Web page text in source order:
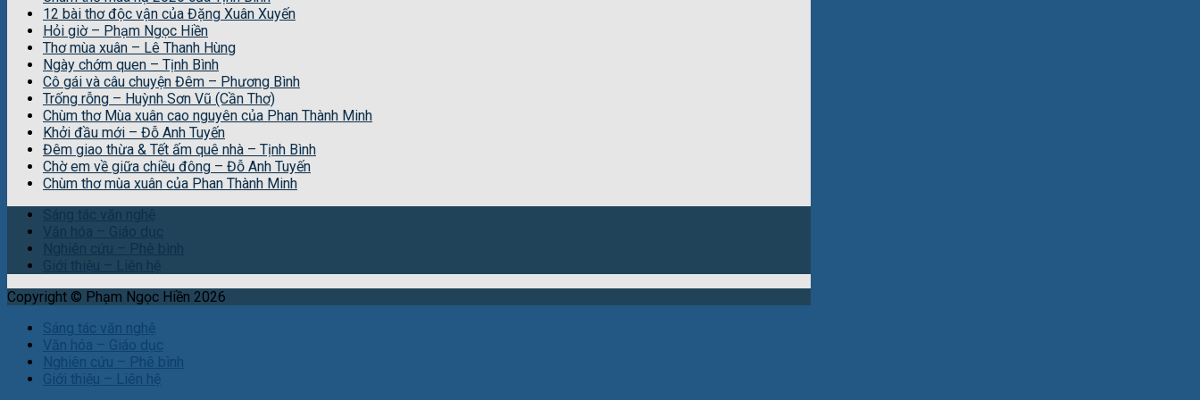
12 bài thơ độc vận của Đặng Xuân Xuyến
Hỏi giờ – Phạm Ngọc Hiền
Thơ mùa xuân – Lê Thanh Hùng
Ngày chớm quen – Tịnh Bình
Cô gái và câu chuyện Đêm – Phương Bình
Trống rỗng – Huỳnh Sơn Vũ (Cần Thơ)
Chùm thơ Mùa xuân cao nguyên của Phan Thành Minh
Khởi đầu mới – Đỗ Anh Tuyến
Đêm giao thừa & Tết ấm quê nhà – Tịnh Bình
Chờ em về giữa chiều đông – Đỗ Anh Tuyến
Chùm thơ mùa xuân của Phan Thành Minh
Copyright © Phạm Ngọc Hiền 2026
Sáng tác văn nghệ
Văn hóa – Giáo dục
Nghiên cứu – Phê bình
Giới thiệu – Liên hệ